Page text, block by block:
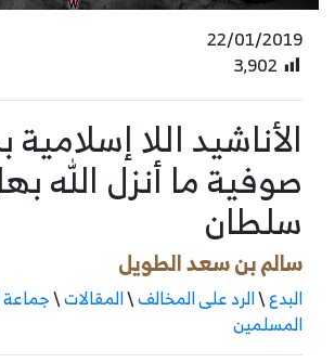
22/01/2019
3٬902
الأناشيد اللا إسلامية
صوفية ما أنزل الله
سلطان
سالم بن سعد الطويل
البدع\الرد على المخالف\المقالات\جماعة
المسلمين